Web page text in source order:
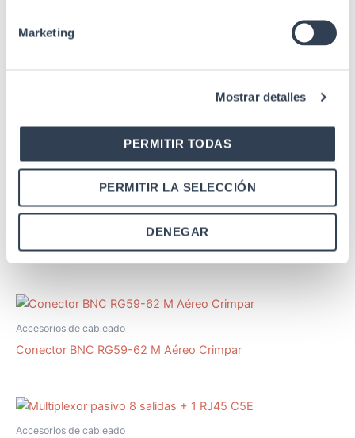
Marketing
Mostrar detalles
PERMITIR TODAS
PERMITIR LA SELECCIÓN
DENEGAR
Accesorios de cableado
Placa tipo Keystone para rosetas, SC-UPC
Soporte carril DIN para conector RJ45
Accesorios de cableado
Conector BNC RG59-62 M Aéreo Crimpar
Accesorios de cableado